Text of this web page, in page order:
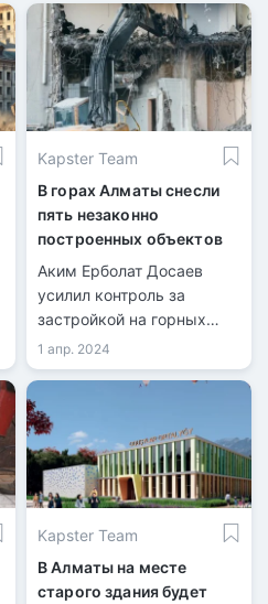
Kapster Team
В горах Алматы снесли
пять незаконно
построенных объектов
Аким Ерболат Досаев
усилил контроль за
застройкой на горных
склонах и в предгорье
города Алматы.
1 апр. 2024
Kapster Team
В Алматы на месте
старого здания будет